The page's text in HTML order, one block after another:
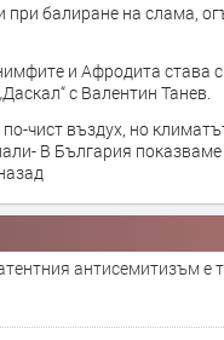
при балиране на слама,
и Афродита става
с Валентин Танев.
чист въздух, но
В България
антисемитизъм е